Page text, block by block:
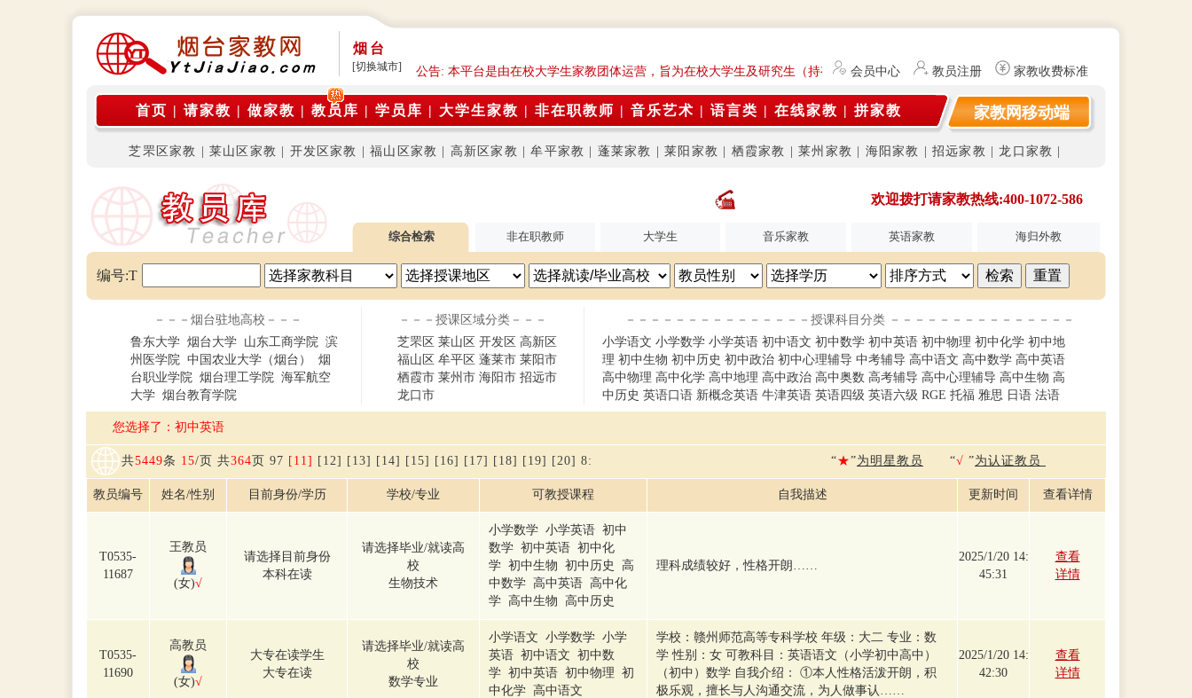
烟台
[切换城市] 公告: 本平台是由在校大学生家教团体运营，旨为在校大学生及研究生（持有教师资格证）提供勤工俭学、社会实践兼职信息的服务平台。
会员中心 教员注册 家教收费标准
首页 | 请家教 | 做家教 | 教员库 | 学员库 | 大学生家教 | 非在职教师 | 音乐艺术 | 语言类 | 在线家教 | 拼家教 家教网移动端
芝罘区家教 莱山区家教 开发区家教 |福山区家教 高新区家教 |牟平家教 蓬莱家教 |莱阳家教 栖霞家教 |莱州家教 海阳家教 招远家教 |龙口家教
欢迎拨打请家教热线:400-1072-586
综合检索 非在职教师 大学生 音乐家教 英语家教 海归外教
编号:T
－－－烟台驻地高校－－－
鲁东大学 烟台大学 山东工商学院 滨
州医学院 中国农业大学（烟台）
烟
台职业学院 烟台理工学院 海军航空
大学 烟台教育学院
－－－授课区域分类－－－
芝罘区 莱山区 开发区 高新区
福山区 牟平区 蓬莱市 莱阳市
栖霞市 莱州市 海阳市 招远市
龙口市
－－－－－－－－－－－－－－－授课科目分类 －－－－－－－－－－－－－－－
小学语文 小学数学 小学英语 初中语文 初中数学 初中英语 初中物理 初中化学 初中地
理 初中生物 初中历史 初中政治 初中心理辅导 中考辅导 高中语文 高中数学 高中英语
高中物理 高中化学 高中地理 高中政治 高中奥数 高考辅导 高中心理辅导 高中生物 高
中历史 英语口语 新概念英语 牛津英语 英语四级 英语六级 RGE 托福 雅思 日语 法语
您选择了：初中英语
共5449条 15/页 共364页 97 [11] [12] [13] [14] [15] [16] [17] [18] [19] [20] 8: “★”为明星教员 “√ ”为认证教员
教员编号 姓名/性别 目前身份/学历 学校/专业 可教授课程 自我描述 更新时间 查看详情
T0535-
11687
王教员
(女)√
请选择目前身份
本科在读
请选择毕业/就读高
校
生物技术
小学数学 小学英语 初中
数学 初中英语 初中化
学 初中生物 初中历史 高
中数学 高中英语 高中化
学 高中生物 高中历史
理科成绩较好，性格开朗……
2025/1/20 14:
45:31
查看
详情
T0535-
11690
高教员
(女)√
大专在读学生
大专在读
请选择毕业/就读高
校
数学专业
小学语文 小学数学 小学
英语 初中语文 初中数
学 初中英语 初中物理 初
中化学 高中语文
学校：赣州师范高等专科学校 年级：大二 专业：数
学 性别：女 可教科目：英语语文（小学初中高中）
（初中）数学 自我介绍： ①本人性格活泼开朗，积
极乐观，擅长与人沟通交流，为人做事认……
2025/1/20 14:
42:30
查看
详情